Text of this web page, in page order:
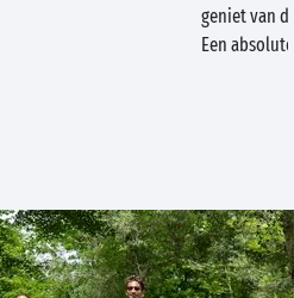
geniet van
Een absolute